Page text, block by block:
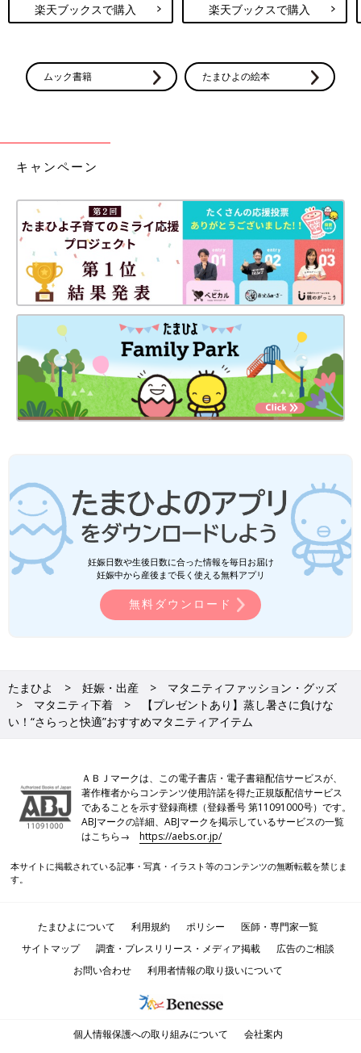
楽天ブックスで購入 楽天ブックスで購入
ムック書籍 たまひよの絵本
キャンペーン
妊娠日数や生後日数に合った情報を毎日お届け
妊娠中から産後まで長く使える無料アプリ
無料ダウンロード
たまひよ 妊娠・出産
マタニティファッション・グッズ
マタニティ下着
【プレゼントあり】蒸し暑さに負けな
い！“さらっと快適”おすすめマタニティアイテム
ＡＢＪマークは、この電子書店・電子書籍配信サービスが、
著作権者からコンテンツ使用許諾を得た正規版配信サービス
であることを示す登録商標（登録番号 第11091000号）です。
ABJマークの詳細、ABJマークを掲示しているサービスの一覧
はこちら→https://aebs.or.jp/
本サイトに掲載されている記事・写真・イラスト等のコンテンツの無断転載を禁じま
す。
たまひよについて 利用規約 ポリシー
医師・専門家一覧
サイトマップ
調査・プレスリリース・メディア掲載
広告のご相談
お問い合わせ
利用者情報の取り扱いについて
個人情報保護への取り組みについて 会社案内